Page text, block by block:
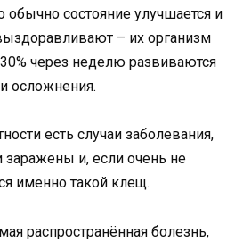
обычно состояние улучшается и
– их организм
через неделю развиваются
осложнения.
есть случаи заболевания,
и, если очень не
именно такой клещ.
распространённая болезнь,